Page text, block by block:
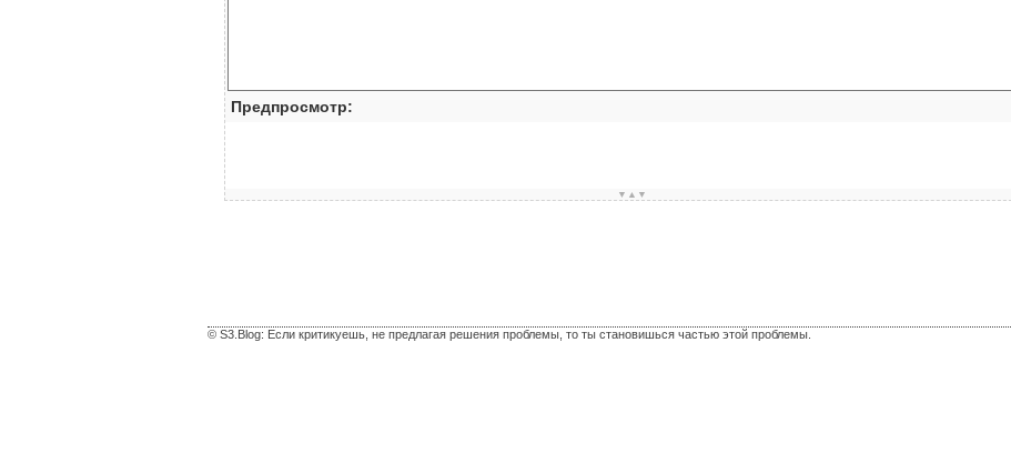
Предпросмотр:
▼▲▼
© S3.Blog: Если критикуешь, не предлагая решения проблемы, то ты становишься частью этой проблемы.